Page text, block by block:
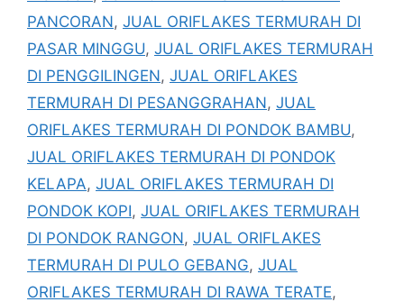
PANCORAN, JUAL ORIFLAKES TERMURAH DI
PASAR MINGGU, JUAL ORIFLAKES TERMURAH
DI PENGGILINGEN, JUAL ORIFLAKES
TERMURAH DI PESANGGRAHAN, JUAL
ORIFLAKES TERMURAH DI PONDOK BAMBU,
JUAL ORIFLAKES TERMURAH DI PONDOK
KELAPA, JUAL ORIFLAKES TERMURAH DI
PONDOK KOPI, JUAL ORIFLAKES TERMURAH
DI PONDOK RANGON, JUAL ORIFLAKES
TERMURAH DI PULO GEBANG, JUAL
ORIFLAKES TERMURAH DI RAWA TERATE,